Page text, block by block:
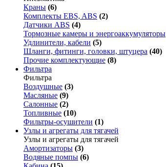
Краны (6)
Комплекты EBS, ABS (2)
Датчики ABS (4)
Тормозные камеры и энергоаккумуляторы
Удлинители, кабели (5)
Шланги, фитинги, головки, штуцера (40)
Прочие комплектующие (8)
Фильтра
Фильтра
Воздушные (3)
Масляные (9)
Салонные (2)
Топливные (10)
Фильтры-осушители (1)
Узлы и агрегаты для тягачей
Узлы и агрегаты для тягачей
Амортизаторы (3)
Водяные помпы (6)